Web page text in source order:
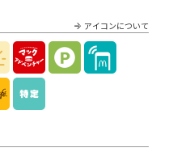
アイコンについて